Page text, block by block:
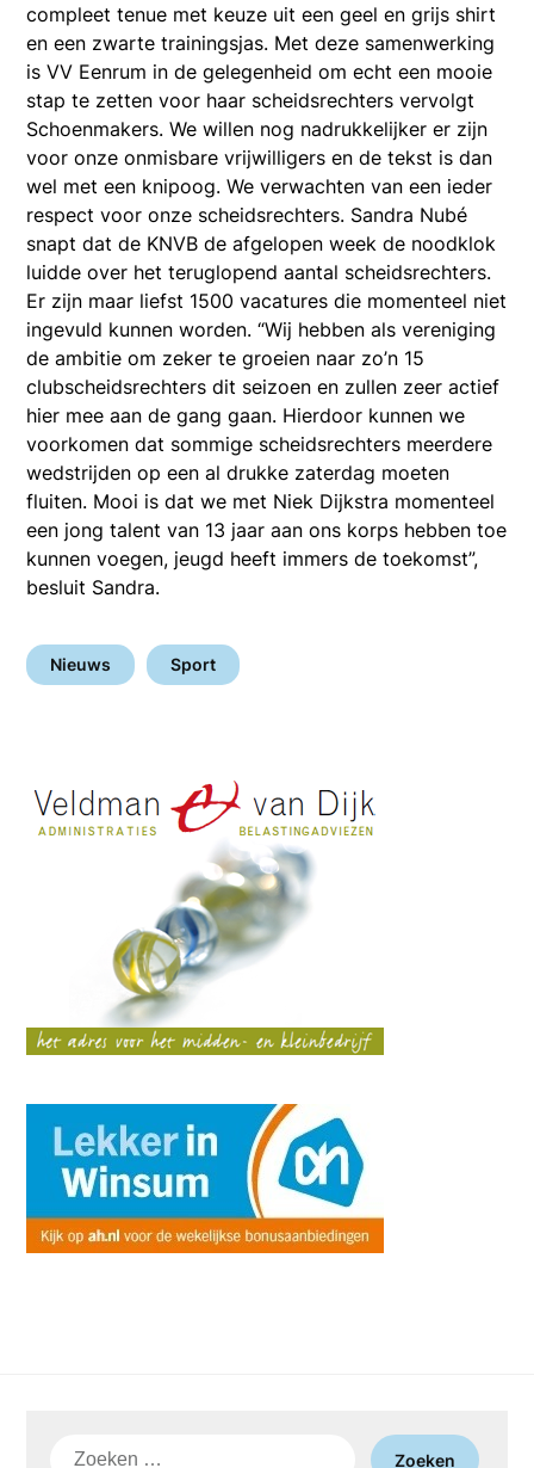
compleet tenue met keuze uit een geel en grijs shirt
en een zwarte trainingsjas. Met deze samenwerking
is VV Eenrum in de gelegenheid om echt een mooie
stap te zetten voor haar scheidsrechters vervolgt
Schoenmakers. We willen nog nadrukkelijker er zijn
voor onze onmisbare vrijwilligers en de tekst is dan
wel met een knipoog. We verwachten van een ieder
respect voor onze scheidsrechters. Sandra Nubé
snapt dat de KNVB de afgelopen week de noodklok
luidde over het teruglopend aantal scheidsrechters.
Er zijn maar liefst 1500 vacatures die momenteel niet
ingevuld kunnen worden. “Wij hebben als vereniging
de ambitie om zeker te groeien naar zo’n 15
clubscheidsrechters dit seizoen en zullen zeer actief
hier mee aan de gang gaan. Hierdoor kunnen we
voorkomen dat sommige scheidsrechters meerdere
wedstrijden op een al drukke zaterdag moeten
fluiten. Mooi is dat we met Niek Dijkstra momenteel
een jong talent van 13 jaar aan ons korps hebben toe
kunnen voegen, jeugd heeft immers de toekomst”,
besluit Sandra.
Nieuws Sport
Zoeken